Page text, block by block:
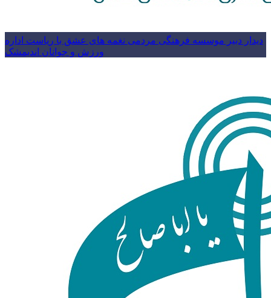
دیدار دبیر موسسه فرهنگی مردمی نغمه های عشق با ریاست اداره
ورزش و جوانان اندیمشک